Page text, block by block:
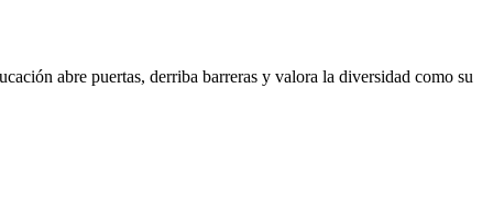
abre puertas, derriba barreras y valora la diversidad como su